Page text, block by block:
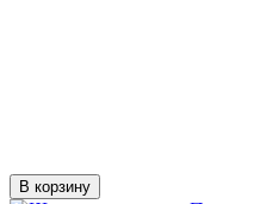
В корзину